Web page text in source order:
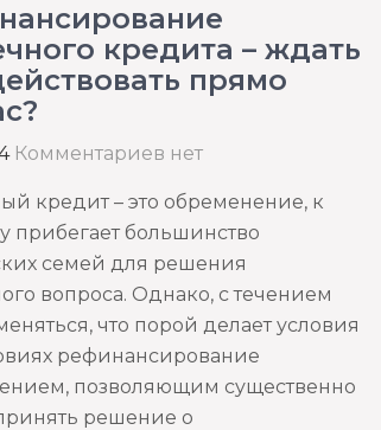
кредита – ждать
прямо
Комментариев нет
кредит – это обременение, к
прибегает большинство
семей для решения
вопроса. Однако, с течением
что порой делает условия
рефинансирование
позволяющим существенно
решение о